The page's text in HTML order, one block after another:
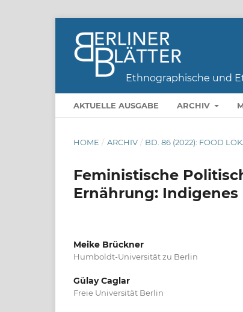
AKTUELLE AUSGABE ARCHIV
HOME / ARCHIV / BD. 86 (2022): FOOD
Feministische
Ernährung:
Meike Brückner
Humboldt-Universität zu Berlin
Gülay Caglar
Freie Universität Berlin